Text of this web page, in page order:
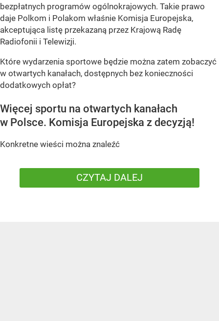
bezpłatnych programów ogólnokrajowych. Takie prawo
daje Polkom i Polakom właśnie Komisja Europejska,
akceptująca listę przekazaną przez Krajową Radę
Radiofonii i Telewizji.
Które wydarzenia sportowe będzie można zatem zobaczyć
w otwartych kanałach, dostępnych bez konieczności
dodatkowych opłat?
Więcej sportu na otwartych kanałach
w Polsce. Komisja Europejska z decyzją!
Konkretne wieści można znaleźć
CZYTAJ DALEJ